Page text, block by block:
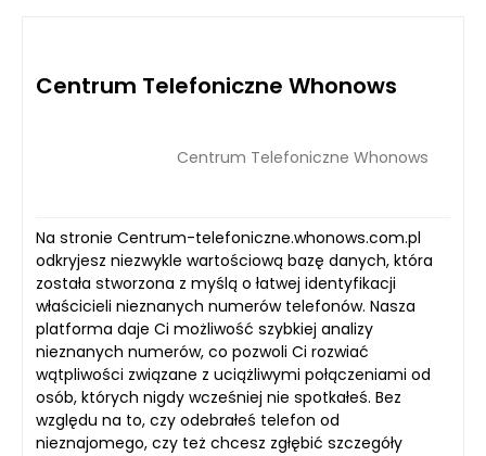
Centrum Telefoniczne Whonows
Centrum Telefoniczne Whonows
Na stronie Centrum-telefoniczne.whonows.com.pl
odkryjesz niezwykle wartościową bazę danych, która
została stworzona z myślą o łatwej identyfikacji
właścicieli nieznanych numerów telefonów. Nasza
platforma daje Ci możliwość szybkiej analizy
nieznanych numerów, co pozwoli Ci rozwiać
wątpliwości związane z uciążliwymi połączeniami od
osób, których nigdy wcześniej nie spotkałeś. Bez
względu na to, czy odebrałeś telefon od
nieznajomego, czy też chcesz zgłębić szczegóły